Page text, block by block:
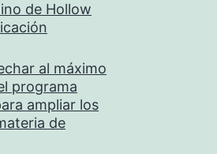
de Hollow
al máximo
programa
ampliar los
de